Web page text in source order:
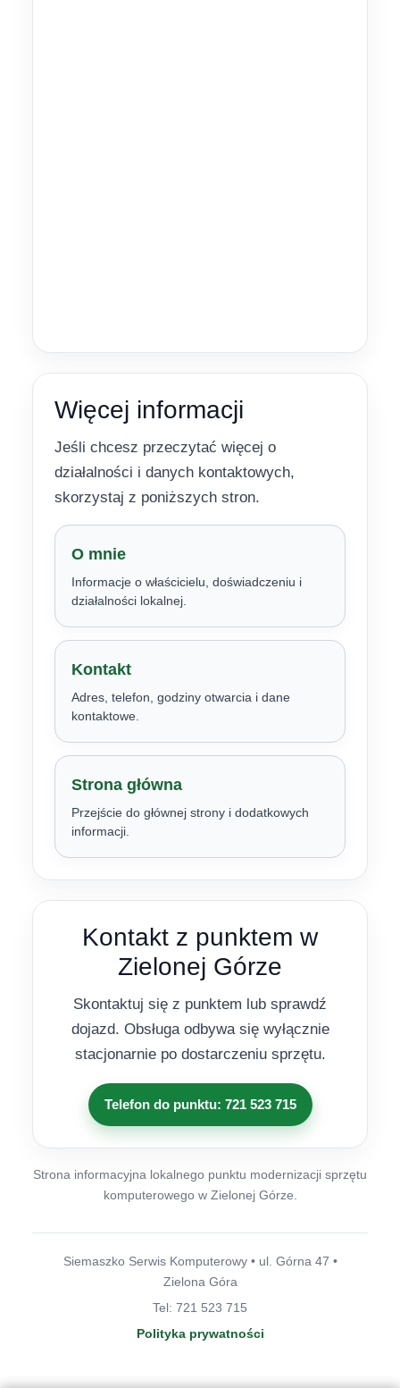
Więcej informacji
Jeśli chcesz przeczytać więcej o
działalności i danych kontaktowych,
skorzystaj z poniższych stron.
O mnie
Informacje o właścicielu, doświadczeniu i
działalności lokalnej.
Kontakt
Adres, telefon, godziny otwarcia i dane
kontaktowe.
Strona główna
Przejście do głównej strony i dodatkowych
informacji.
Kontakt z punktem w
Zielonej Górze
Skontaktuj się z punktem lub sprawdź
dojazd. Obsługa odbywa się wyłącznie
stacjonarnie po dostarczeniu sprzętu.
Telefon do punktu: 721 523 715
Strona informacyjna lokalnego punktu modernizacji sprzętu
komputerowego w Zielonej Górze.
Siemaszko Serwis Komputerowy • ul. Górna 47 •
Zielona Góra
Tel: 721 523 715
Polityka prywatności